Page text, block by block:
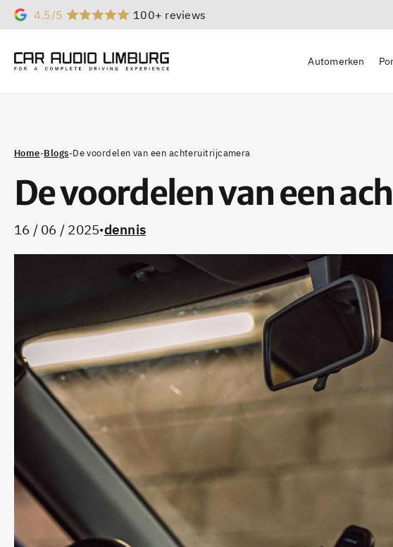
4.5/5 100+ reviews
Automerken
Home-Blogs-De voordelen van een achteruitrijcamera
De voordelen van een
16 / 06 / 2025•dennis